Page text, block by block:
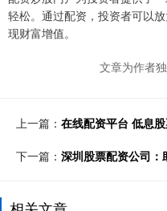
轻松。通过配资，投资者可以
现财富增值。
文章为作者
上一篇： 在线配资平台 低息
下一篇： 深圳股票配资公司